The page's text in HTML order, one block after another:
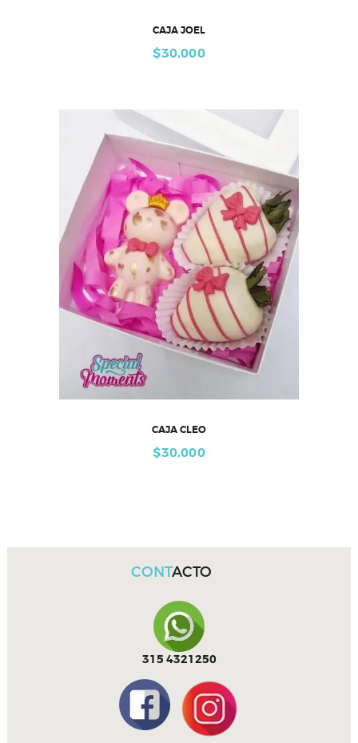
CAJA JOEL
$30,000
CAJA CLEO
$30,000
CONTACTO
315 4321250